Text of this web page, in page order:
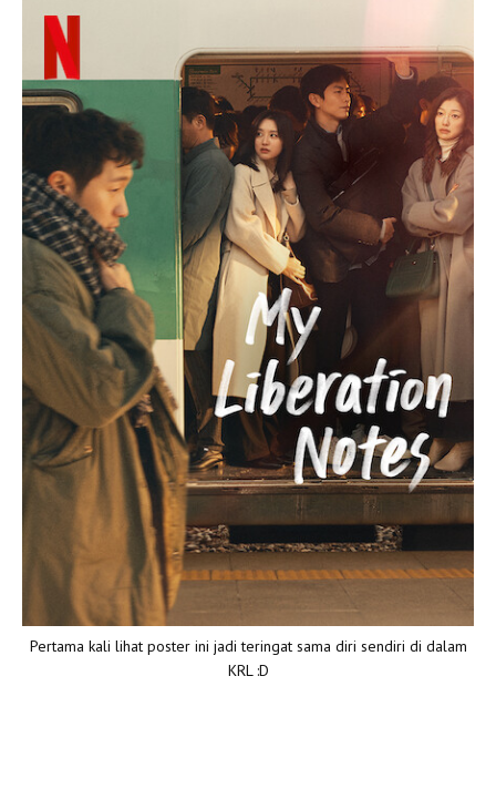
Pertama kali lihat poster ini jadi teringat sama diri sendiri di dalam
KRL :D